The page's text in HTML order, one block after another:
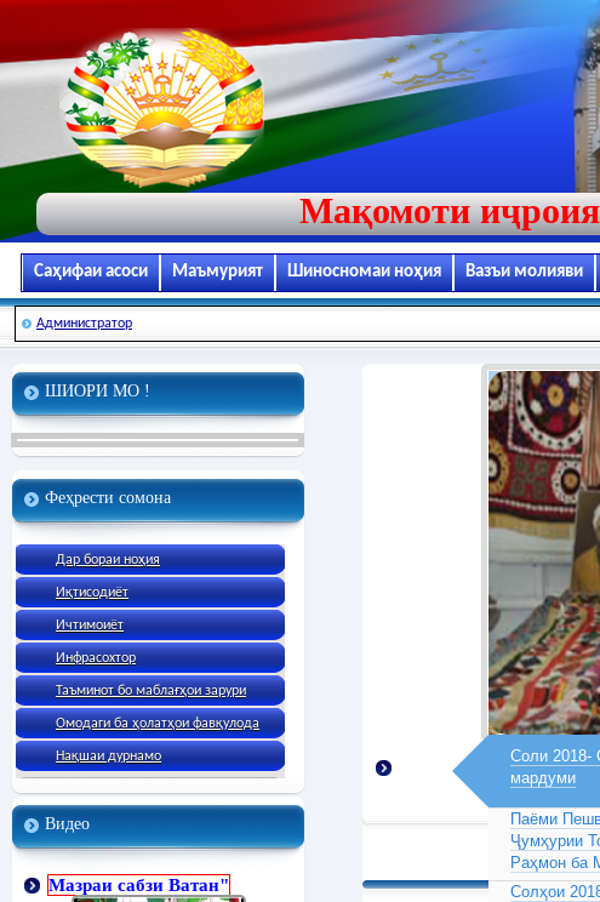
Мақомоти
Саҳифаи асоси Маъмурият Шиносномаи ноҳия Вазъи молияви
Администратор
ШИОРИ МО !
Феҳрести сомона
Дар бораи ноҳия
Иқтисодиёт
Ичтимоиёт
Инфрасохтор
Таъминот бо маблағҳои зарури
Омодаги ба ҳолатҳои фавқулода
Нақшаи дурнамо
Видео
Мазраи сабзи Ватан"
Соли 2018-
мардуми
Паёми
Ҷумҳурии
Раҳмон ба
Солҳои